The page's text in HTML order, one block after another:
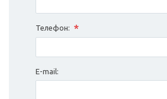
Телефон: *
E-mail: